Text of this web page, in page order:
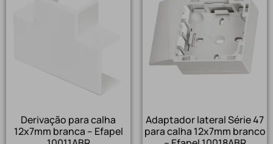
Derivação para calha
12x7mm branca – Efapel
Adaptador lateral Série 47
para calha 12x7mm branco